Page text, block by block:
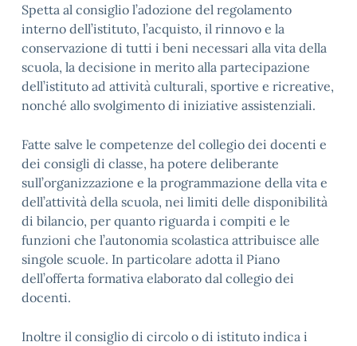
Spetta al consiglio l’adozione del regolamento
interno dell’istituto, l’acquisto, il rinnovo e la
conservazione di tutti i beni necessari alla vita della
scuola, la decisione in merito alla partecipazione
dell’istituto ad attività culturali, sportive e ricreative,
nonché allo svolgimento di iniziative assistenziali.
Fatte salve le competenze del collegio dei docenti e
dei consigli di classe, ha potere deliberante
sull’organizzazione e la programmazione della vita e
dell’attività della scuola, nei limiti delle disponibilità
di bilancio, per quanto riguarda i compiti e le
funzioni che l’autonomia scolastica attribuisce alle
singole scuole. In particolare adotta il Piano
dell’offerta formativa elaborato dal collegio dei
docenti.
Inoltre il consiglio di circolo o di istituto indica i